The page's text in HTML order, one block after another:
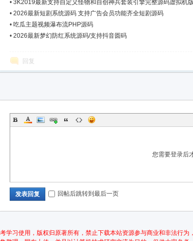
• 3K2019最新支持自定义怪物和自创神兵套装引擎完整源码虚拟机版
• 2026最新短剧系统源码 支持广告会员功能齐全短剧源码
• 吃瓜主题视频瀑布流PHP源码
• 2026最新梦幻防红系统源码/支持抖音圆码
回复
您需要登录后
发表回复 回帖后跳转到最后一页
学习使用，版权归原著所有，禁止下载本站资源参与商业和非法行为